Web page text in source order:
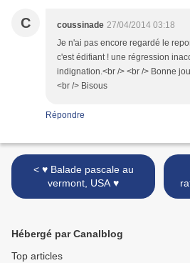
C coussinade 27/04/2014 03:18
Je n'ai pas encore regardé le
c'est édifiant ! une régression
indignation.<br /> <br /> Bonne
<br /> Bisous
Répondre
< ♥ Balade pascale au
vermont, USA ♥
Hébergé par Canalblog
Top articles